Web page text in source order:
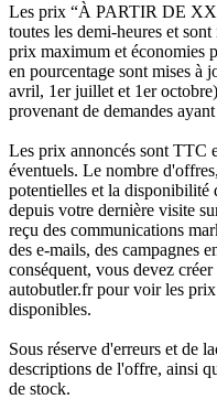
Les prix “À PARTIR DE
toutes les demi-heures et
prix maximum et économies
en pourcentage sont mises à
avril, 1er juillet et 1er
provenant de demandes
Les prix annoncés sont TTC
éventuels. Le nombre
potentielles et la disponibilité
depuis votre dernière visite
reçu des communications
des e-mails, des campagnes
conséquent, vous devez
autobutler.fr pour voir les
disponibles.
Sous réserve d'erreurs et de
descriptions de l'offre, ainsi
de stock.